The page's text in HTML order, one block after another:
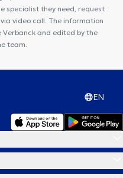
specialist they need, request
video call. The information
Verbanck and edited by the
team.
EN